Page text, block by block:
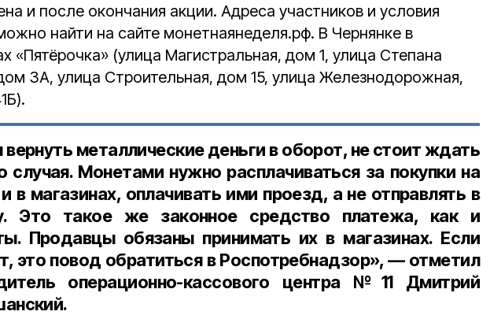
и после окончания акции. Адреса участников и условия
найти на сайте монетнаянеделя.рф. В Чернянке в
«Пятёрочка» (улица Магистральная, дом 1, улица Степана
3А, улица Строительная, дом 15, улица Железнодорожная,
металлические деньги в оборот, не стоит ждать
случая. Монетами нужно расплачиваться за покупки на
в магазинах, оплачивать ими проезд, а не отправлять в
Это такое же законное средство платежа, как и
Продавцы обязаны принимать их в магазинах. Если
это повод обратиться в Роспотребнадзор», — отметил
операционно-кассового центра №11 Дмитрий